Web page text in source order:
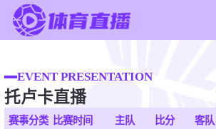
足球直播
篮球直播
足球录像
EVENT PRESENTATION
托卢卡直播
赛事分类 比赛时间 主队 比分 客队